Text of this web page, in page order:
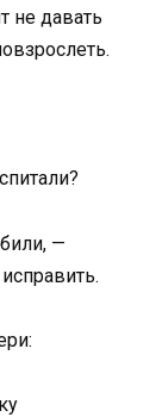
не давать
—